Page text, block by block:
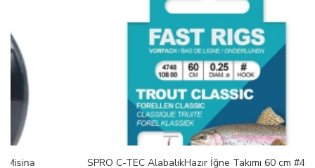
SPRO C-TEC AlabalıkHazır İğne Takımı 60 cm #4 0.25